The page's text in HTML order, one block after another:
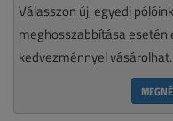
Válasszon új, egyedi
meghosszabbítása esetén
kedvezménnyel vásárolhat.